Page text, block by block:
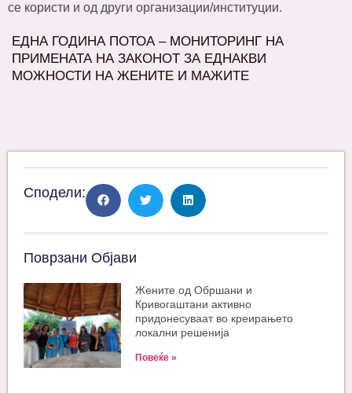
се користи и од други организации/институции.
ЕДНА ГОДИНА ПОТОА – МОНИТОРИНГ НА
ПРИМЕНАТА НА ЗАКОНОТ ЗА ЕДНАКВИ
МОЖНОСТИ НА ЖЕНИТЕ И МАЖИТЕ
Сподели:
Поврзани Објави
Жените од Обршани и
Кривогаштани активно
придонесуваат во креирањето
локални решенија
Повеќе »